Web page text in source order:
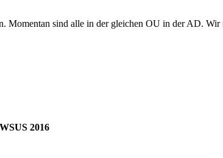
Momentan sind alle in der gleichen OU in der AD.
2016